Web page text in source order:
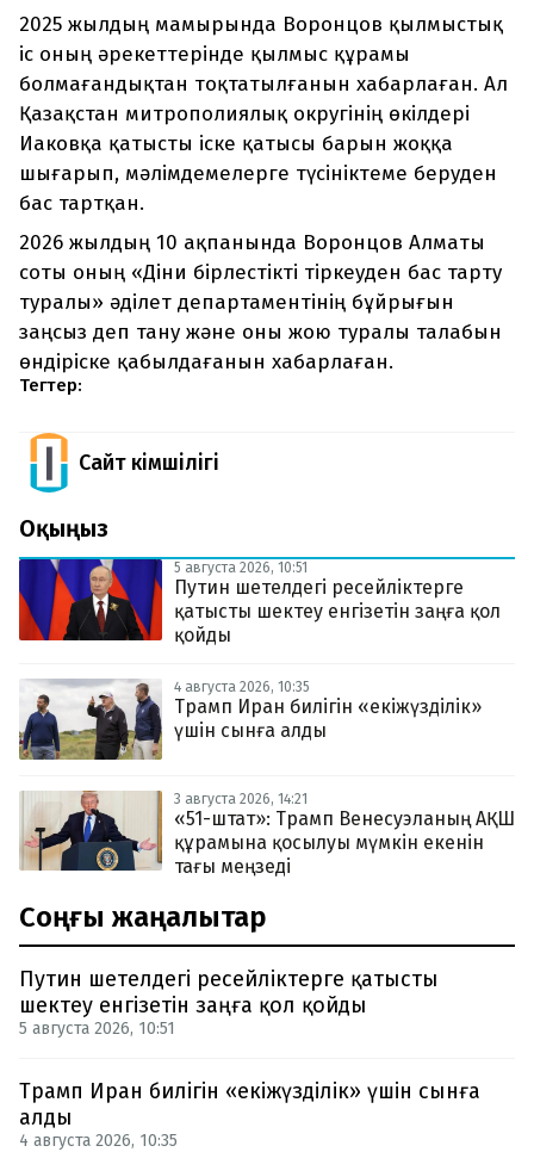
2025 жылдың мамырында Воронцов қылмыстық
іс оның әрекеттерінде қылмыс құрамы
болмағандықтан тоқтатылғанын хабарлаған. Ал
Қазақстан митрополиялық округінің өкілдері
Иаковқа қатысты іске қатысы барын жоққа
шығарып, мәлімдемелерге түсініктеме беруден
бас тартқан.
2026 жылдың 10 ақпанында Воронцов Алматы
соты оның «Діни бірлестікті тіркеуден бас тарту
туралы» әділет департаментінің бұйрығын
заңсыз деп тану және оны жою туралы талабын
өндіріске қабылдағанын хабарлаған.
Тегтер:
Сайт Әкімшілігі
Оқыңыз
5 августа 2026, 10:51
Путин шетелдегі ресейліктерге
қатысты шектеу енгізетін заңға қол
қойды
4 августа 2026, 10:35
Трамп Иран билігін «екіжүзділік»
үшін сынға алды
3 августа 2026, 14:21
«51-штат»: Трамп Венесуэланың АҚШ
құрамына қосылуы мүмкін екенін
тағы меңзеді
Соңғы жаңалықтар
Путин шетелдегі ресейліктерге қатысты
шектеу енгізетін заңға қол қойды
5 августа 2026, 10:51
Трамп Иран билігін «екіжүзділік» үшін сынға
алды
4 августа 2026, 10:35